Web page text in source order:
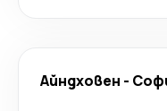
Айндховен -